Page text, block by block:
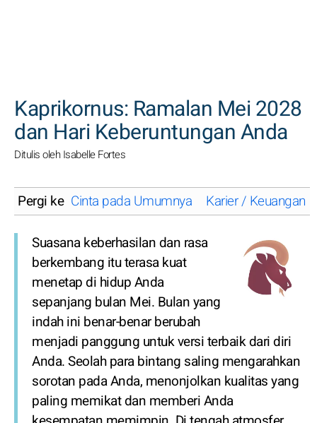
Kaprikornus: Ramalan Mei 2028
dan Hari Keberuntungan Anda
Ditulis oleh Isabelle Fortes
Pergi ke Cinta pada Umumnya Karier / Keuangan
Suasana keberhasilan dan rasa
berkembang itu terasa kuat
menetap di hidup Anda
sepanjang bulan Mei. Bulan yang
indah ini benar-benar berubah
menjadi panggung untuk versi terbaik dari diri
Anda. Seolah para bintang saling mengarahkan
sorotan pada Anda, menonjolkan kualitas yang
paling memikat dan memberi Anda